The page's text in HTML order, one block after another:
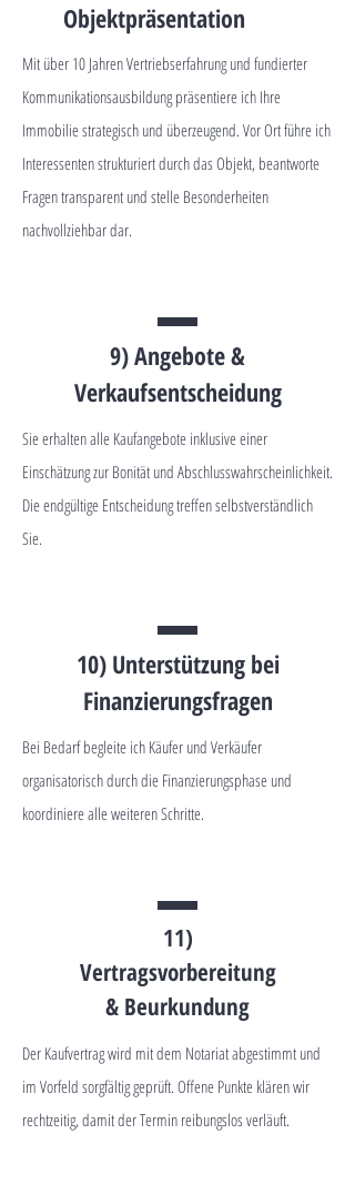
Objektpräsentation
Mit über 10 Jahren Vertriebserfahrung und fundierter
Kommunikationsausbildung präsentiere ich Ihre
Immobilie strategisch und überzeugend. Vor Ort führe ich
Interessenten strukturiert durch das Objekt, beantworte
Fragen transparent und stelle Besonderheiten
nachvollziehbar dar.
9) Angebote &
Verkaufsentscheidung
Sie erhalten alle Kaufangebote inklusive einer
Einschätzung zur Bonität und Abschlusswahrscheinlichkeit.
Die endgültige Entscheidung treffen selbstverständlich
Sie.
10) Unterstützung bei
Finanzierungsfragen
Bei Bedarf begleite ich Käufer und Verkäufer
organisatorisch durch die Finanzierungsphase und
koordiniere alle weiteren Schritte.
11)
Vertragsvorbereitung
& Beurkundung
Der Kaufvertrag wird mit dem Notariat abgestimmt und
im Vorfeld sorgfältig geprüft. Offene Punkte klären wir
rechtzeitig, damit der Termin reibungslos verläuft.